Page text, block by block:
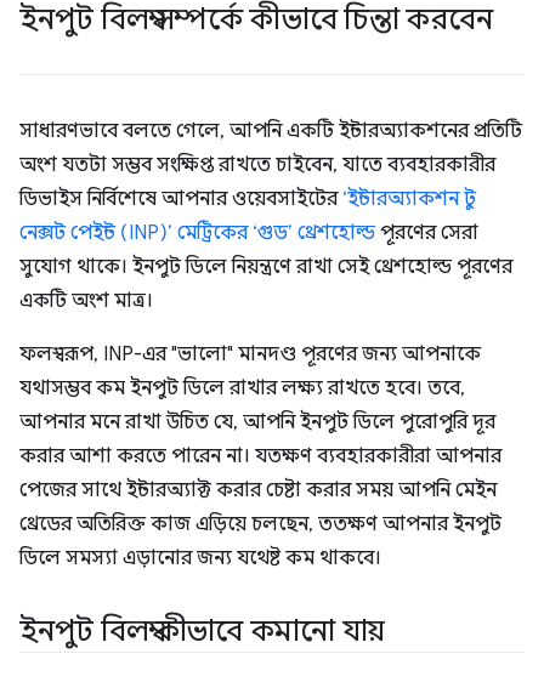
ইনপুট বিলম্ব সম্পর্কে কীভাবে চিন্তা করবেন
সাধারণভাবে বলতে গেলে, আপনি একটি ইন্টারঅ্যাকশনের প্রতিটি
অংশ যতটা সম্ভব সংক্ষিপ্ত রাখতে চাইবেন, যাতে ব্যবহারকারীর
ডিভাইস নির্বিশেষে আপনার ওয়েবসাইটের ‘ইন্টারঅ্যাকশন টু
নেক্সট পেইন্ট (INP)’ মেট্রিকের ‘গুড’ থ্রেশহোল্ডপূরণের সেরা
সুযোগ থাকে। ইনপুট ডিলে নিয়ন্ত্রণে রাখা সেই থ্রেশহোল্ড পূরণের
একটি অংশ মাত্র।
ফলস্বরূপ, INP-এর "ভালো" মানদণ্ড পূরণের জন্য আপনাকে
যথাসম্ভব কম ইনপুট ডিলে রাখার লক্ষ্য রাখতে হবে। তবে,
আপনার মনে রাখা উচিত যে, আপনি ইনপুট ডিলে পুরোপুরি দূর
করার আশা করতে পারেন না। যতক্ষণ ব্যবহারকারীরা আপনার
পেজের সাথে ইন্টারঅ্যাক্ট করার চেষ্টা করার সময় আপনি মেইন
থ্রেডের অতিরিক্ত কাজ এড়িয়ে চলছেন, ততক্ষণ আপনার ইনপুট
ডিলে সমস্যা এড়ানোর জন্য যথেষ্ট কম থাকবে।
ইনপুট বিলম্ব কীভাবে কমানো যায়